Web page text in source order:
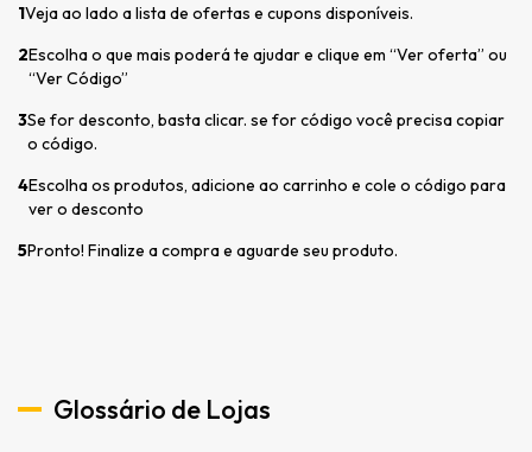
1Veja ao lado a lista de ofertas e cupons disponíveis.
2Escolha o que mais poderá te ajudar e clique em “Ver oferta” ou
“Ver Código”
3Se for desconto, basta clicar. se for código você precisa copiar
o código.
4Escolha os produtos, adicione ao carrinho e cole o código para
ver o desconto
5Pronto! Finalize a compra e aguarde seu produto.
Glossário de Lojas